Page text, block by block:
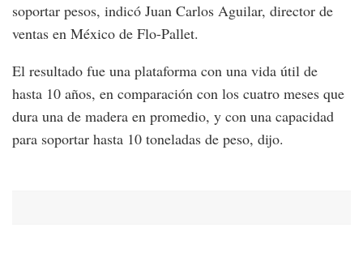
soportar pesos, indicó Juan Carlos Aguilar, director de
ventas en México de Flo-Pallet.
El resultado fue una plataforma con una vida útil de
hasta 10 años, en comparación con los cuatro meses que
dura una de madera en promedio, y con una capacidad
para soportar hasta 10 toneladas de peso, dijo.